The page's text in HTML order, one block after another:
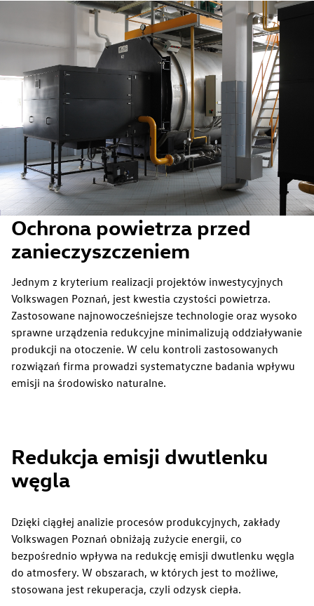
Ochrona powietrza przed
zanieczyszczeniem
Jednym z kryterium realizacji projektów inwestycyjnych
Volkswagen Poznań, jest kwestia czystości powietrza.
Zastosowane najnowocześniejsze technologie oraz wysoko
sprawne urządzenia redukcyjne minimalizują oddziaływanie
produkcji na otoczenie. W celu kontroli zastosowanych
rozwiązań firma prowadzi systematyczne badania wpływu
emisji na środowisko naturalne.
Redukcja emisji dwutlenku
węgla
Dzięki ciągłej analizie procesów produkcyjnych, zakłady
Volkswagen Poznań obniżają zużycie energii, co
bezpośrednio wpływa na redukcję emisji dwutlenku węgla
do atmosfery. W obszarach, w których jest to możliwe,
stosowana jest rekuperacja, czyli odzysk ciepła.